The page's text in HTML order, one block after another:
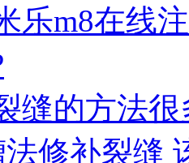
乐m8在线
缝的方法
修补裂缝